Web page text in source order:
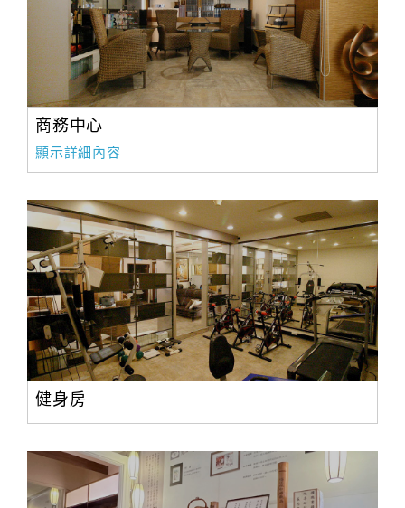
商務中心
顯示詳細內容
健身房